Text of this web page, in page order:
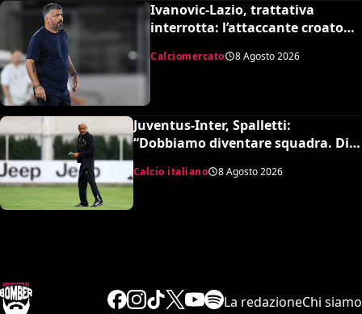
Ivanovic-Lazio, trattativa
interrotta: l’attaccante croato
Calciomercato 8 Agosto 2026
Juventus-Inter, Spalletti:
“Dobbiamo diventare squadra. Di
Gregorio? Cose che possono
capitare”
Calcio italiano 8 Agosto 2026
La redazioneChi siamo